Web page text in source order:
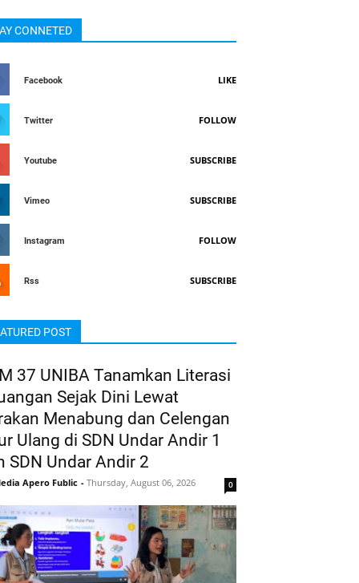
CONNETED
Facebook LIKE
Twitter FOLLOW
Youtube SUBSCRIBE
Vimeo SUBSCRIBE
Instagram FOLLOW
Rss SUBSCRIBE
POST
37 UNIBA Tanamkan Literasi
Sejak Dini Lewat
Menabung dan Celengan
Ulang di SDN Undar Andir 1
SDN Undar Andir 2
Apero Fublic - Thursday, August 06, 2026 0